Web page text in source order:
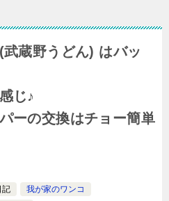
蔵野うどん) はバッ
じ♪
ーの交換はチョー簡単
記
我が家のワンコ